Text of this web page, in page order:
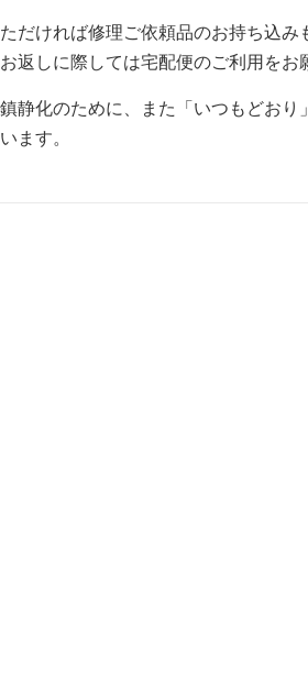
だければ修理ご依頼品のお持ち込み
しに際しては宅配便のご利用をお
静化のために、また「いつもどおり
ます。